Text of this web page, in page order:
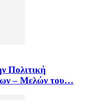
Πολιτική
– Μελών του…